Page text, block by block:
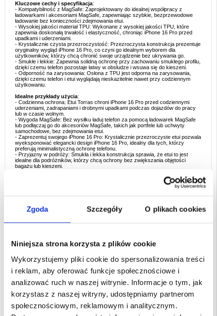
Zgoda Szczegóły O plikach cookies
Niniejsza strona korzysta z plików cookie
Wykorzystujemy pliki cookie do spersonalizowania treści
i reklam, aby oferować funkcje społecznościowe i
analizować ruch w naszej witrynie. Informacje o tym, jak
korzystasz z naszej witryny, udostępniamy partnerom
społecznościowym, reklamowym i analitycznym.
Kluczowe cechy i specyfikacja:
- Kompatybilność z MagSafe: Zaprojektowany do idealnej współpracy z
ładowarkami i akcesoriami MagSafe, zapewniając szybkie, bezprzewodowe
ładowanie bez konieczności zdejmowania etui.
- Wysokiej jakości materiał TPU: Wykonane z wysokiej jakości TPU, które
zapewnia doskonałą trwałość i elastyczność, chroniąc iPhone 16 Pro przed
upadkami i uderzeniami.
- Krystalicznie czysta przezroczystość: Przezroczysta konstrukcja prezentuje
oryginalny wygląd iPhone 16 Pro, co czyni go idealnym wyborem dla
użytkowników, którzy chcą chronić swoje urządzenie bez ukrywania go.
- Smukłe i lekkie: Zapewnia solidną ochronę przy zachowaniu smukłego profilu,
dzięki czemu telefon pozostaje łatwy w obsłudze i wsuwa się do kieszeni.
- Odporność na zarysowania: Osłona z TPU jest odporna na zarysowania,
dzięki czemu telefon i etui wyglądają nieskazitelnie nawet przy codziennym
użytkowaniu.
Idealne przykłady użycia:
- Codzienna ochrona: Etui Torras chroni iPhone 16 Pro przed codziennymi
uderzeniami, zadrapaniami i drobnymi upadkami podczas dojazdów do pracy
lub w czasie wolnym.
- Wygoda MagSafe: Bez wysiłku ładuj telefon za pomocą ładowarek MagSafe
lub podłączaj go do akcesoriów MagSafe, takich jak portfele lub uchwyty
samochodowe, bez zdejmowania etui.
- Zaprezentuj swojego iPhone 16 Pro: Krystalicznie przezroczyste etui pozwala
wyeksponować elegancki design iPhone 16 Pro, idealny dla tych, którzy
preferują minimalistyczną ochronę telefonu.
- Przyjazny w podróży: Smukła i lekka konstrukcja sprawia, że etui to jest
idealne dla podróżników, którzy chcą ochrony bez zwiększania objętości
bagażu lub kieszeni.
pracy, czy w podróży, etui Torras zapewnia niezawodną ochronę, zachowując
korzystaniem z akcesoriów bez konieczności zdejmowania etui na telefon.
- Zwiększona ochrona: Wytrzymały materiał TPU zapewnia doskonałą
zadrapaniami.
- Wygodny chwyt: smukłe i lekkie etui zapewnia wygodny chwyt, zapewniając
jednocześnie niezbędną ochronę urządzenia.
etui pozostanie w doskonałym stanie przez długi czas.
Interesujące fakty dotyczące typu produktu:
- Materiał TPU: Termoplastyczny poliuretan (TPU) jest znany ze swojej
elastyczności i trwałości, dzięki czemu jest idealnym materiałem na etui na
telefon, ponieważ zapewnia amortyzację wstrząsów bez zwiększania objętości.
- Innowacja MagSafe: Etui kompatybilne z MagSafe mają magnesy wbudowane
z tyłu, zapewniając bezpieczne połączenie z ładowarkami i akcesoriami
MagSafe w celu łatwego ładowania i podłączania.
- Trend przezroczystych etui: Przezroczyste etui na telefony są popularne